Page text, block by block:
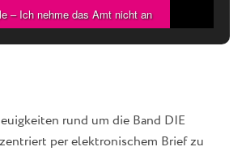
– Ich nehme das Amt nicht an
rund um die Band DIE
per elektronischem Brief zu